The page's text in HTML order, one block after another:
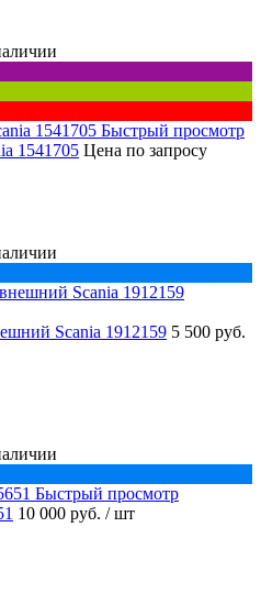
Быстрый просмотр
1541705 Цена по запросу
Scania 1912159 5 500 руб.
Быстрый просмотр
10 000 руб. / шт